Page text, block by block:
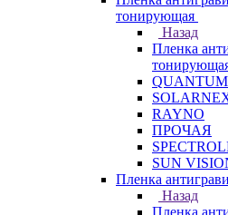
тонирующая
Назад
Пленка
QUANTUM
RAYNO
ПРОЧАЯ
SUN
Пленка
Назад
Пленка